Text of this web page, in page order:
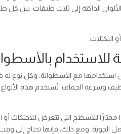
الداكنة إلى ثلاث طبقات. بين كل
للاستخدام
استخدامها مع الأسطوانة، وكل نوع له
وسرعة الجفاف. تُستخدم هذه
ممتازًا للأسطح التي تتعرض للاحتكاك
الجوية. ومع ذلك، فإنها تحتاج